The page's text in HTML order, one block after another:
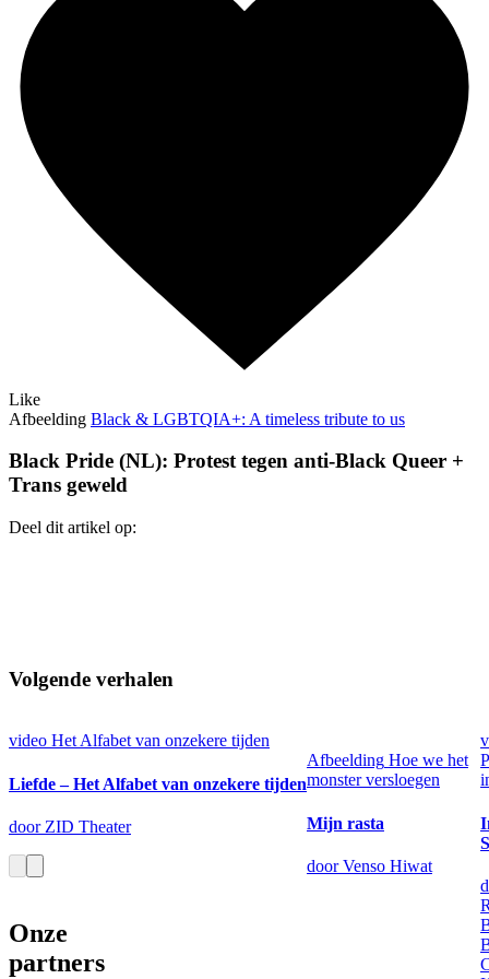
Like
Afbeelding Black & LGBTQIA+: A timeless tribute to us
Black Pride (NL): Protest tegen anti-Black Queer +
Trans geweld
Deel dit artikel op:
Volgende verhalen
video Het Alfabet van onzekere tijden
Liefde – Het Alfabet van onzekere tijden
door ZID Theater
Afbeelding Hoe we het
monster versloegen
Mijn rasta
door Venso Hiwat
Onze
partners